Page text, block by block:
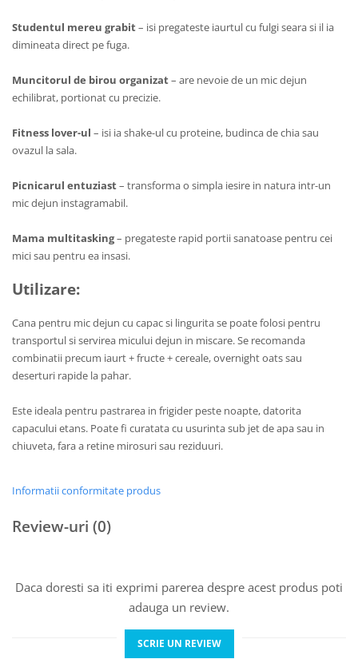
Studentul mereu grabit– isi pregateste iaurtul cu fulgi seara si il ia
dimineata direct pe fuga.
Muncitorul de birou organizat– are nevoie de un mic dejun
echilibrat, portionat cu precizie.
Fitness lover-ul – isi ia shake-ul cu proteine, budinca de chia sau
ovazul la sala.
Picnicarul entuziast– transforma o simpla iesire in natura intr-un
mic dejun instagramabil.
Mama multitasking– pregateste rapid portii sanatoase pentru cei
mici sau pentru ea insasi.
Utilizare:
Cana pentru mic dejun cu capac si lingurita se poate folosi pentru
transportul si servirea micului dejun in miscare. Se recomanda
combinatii precum iaurt + fructe + cereale, overnight oats sau
deserturi rapide la pahar.
Este ideala pentru pastrarea in frigider peste noapte, datorita
capacului etans. Poate fi curatata cu usurinta sub jet de apa sau in
chiuveta, fara a retine mirosuri sau reziduuri.
Informatii conformitate produs
Review-uri (0)
Daca doresti sa iti exprimi parerea despre acest produs poti
adauga un review.
SCRIE UN REVIEW